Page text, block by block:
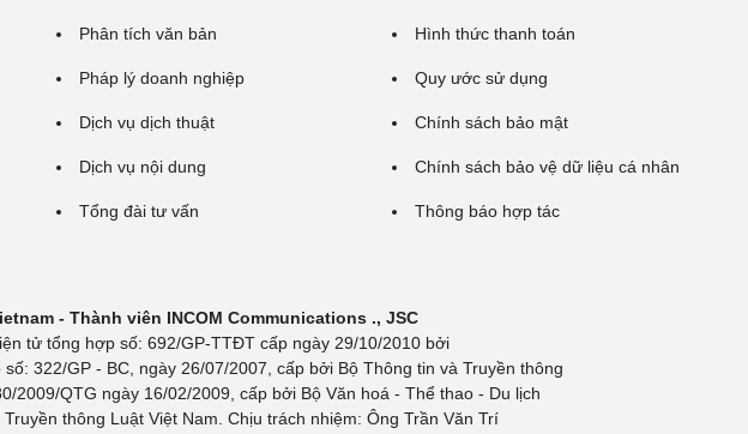
Phân tích văn bản
Pháp lý doanh nghiệp
Dịch vụ dịch thuật
Dịch vụ nội dung
Tổng đài tư vấn
Hình thức thanh toán
Quy ước sử dụng
Chính sách bảo mật
Chính sách bảo vệ dữ liệu cá nhân
Thông báo hợp tác
- Thành viên INCOM Communications ., JSC
tử tổng hợp số: 692/GP-TTĐT cấp ngày 29/10/2010 bởi
322/GP - BC, ngày 26/07/2007, cấp bởi Bộ Thông tin và Truyền thông
2009/QTG ngày 16/02/2009, cấp bởi Bộ Văn hoá - Thể thao - Du lịch
thông Luật Việt Nam. Chịu trách nhiệm: Ông Trần Văn Trí